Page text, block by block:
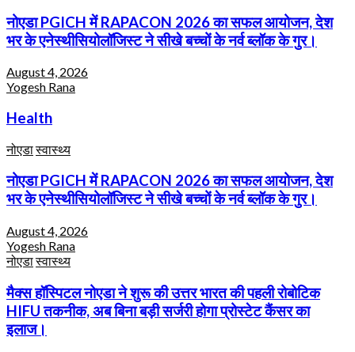
नोएडा PGICH में RAPACON 2026 का सफल आयोजन, देश
भर के एनेस्थीसियोलॉजिस्ट ने सीखे बच्चों के नर्व ब्लॉक के गुर।
August 4, 2026
Yogesh Rana
Health
नोएडास्वास्थ्य
नोएडा PGICH में RAPACON 2026 का सफल आयोजन, देश
भर के एनेस्थीसियोलॉजिस्ट ने सीखे बच्चों के नर्व ब्लॉक के गुर।
August 4, 2026
Yogesh Rana
नोएडास्वास्थ्य
मैक्स हॉस्पिटल नोएडा ने शुरू की उत्तर भारत की पहली रोबोटिक
HIFU तकनीक, अब बिना बड़ी सर्जरी होगा प्रोस्टेट कैंसर का
इलाज।